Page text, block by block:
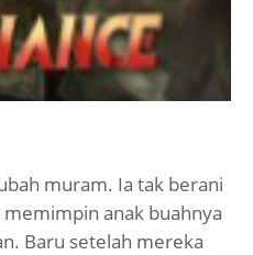
muram. Ia tak berani
anak buahnya
Baru setelah mereka